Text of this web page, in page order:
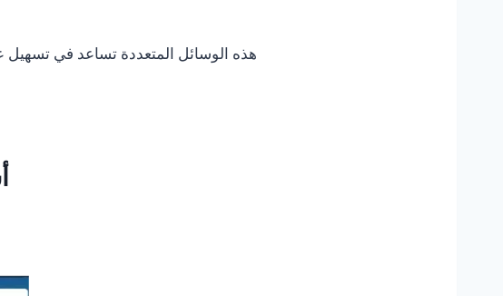
هذه الوسائل المتعددة تساعد في تسهيل